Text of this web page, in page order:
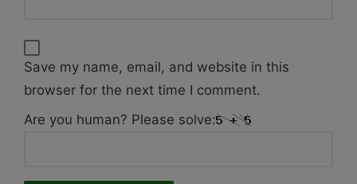
Save my name, email, and website in this
browser for the next time I comment.
Are you human? Please solve: